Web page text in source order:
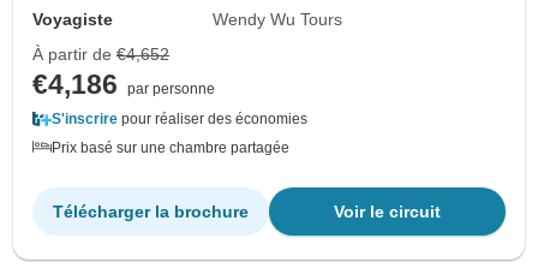
Voyagiste
Wendy Wu Tours
À partir de €4,652
€4,186
par personne
S'inscrire pour réaliser des économies
Prix basé sur une chambre partagée
Voir le circuit
Télécharger la brochure